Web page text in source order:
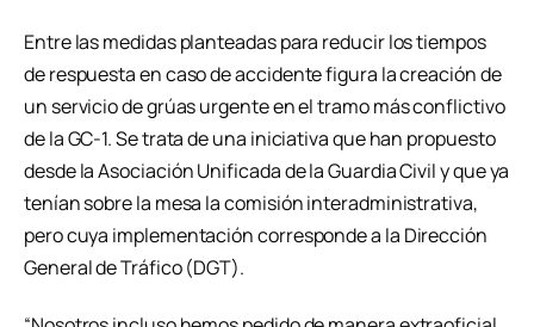
Entre las medidas planteadas para reducir los tiempos
de respuesta en caso de accidente figura la creación de
un servicio de grúas urgente en el tramo más conflictivo
de la GC-1. Se trata de una iniciativa que han propuesto
desde la Asociación Unificada de la Guardia Civil y que ya
tenían sobre la mesa la comisión interadministrativa,
pero cuya implementación corresponde a la Dirección
General de Tráfico (DGT).